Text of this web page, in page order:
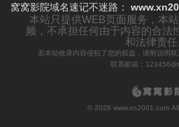
窝窝影院域名速记不迷路：
本站只提供WEB页面服务，本
频，不承担任何由于内容的合法
和法律责任
若本站收录内容侵犯了您的权益，请附说明联
联系邮箱：
© 2026 www.xn2001.com All